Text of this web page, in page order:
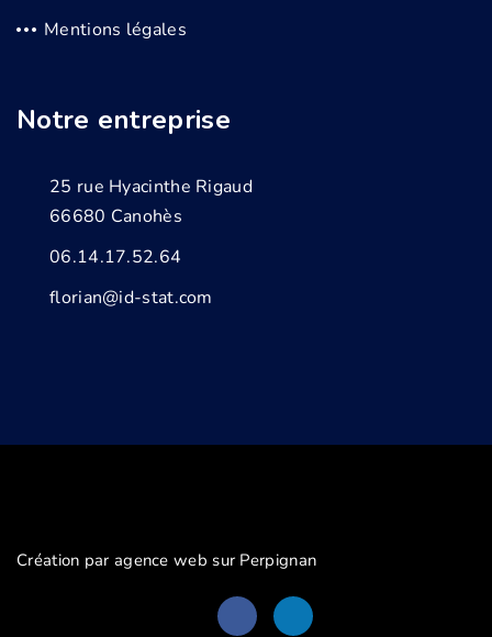
Mentions légales
Notre entreprise
25 rue Hyacinthe Rigaud
66680 Canohès
06.14.17.52.64
florian@id-stat.com
Création par agence web sur Perpignan